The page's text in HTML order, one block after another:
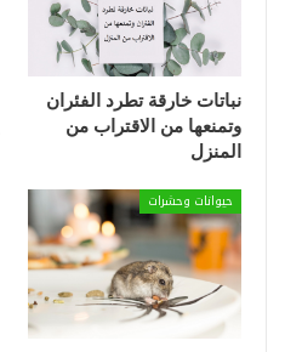
نباتات خارقة تطرد الفئران
وتمنعها من الاقتراب من
المنزل
حيوانات وحشرات